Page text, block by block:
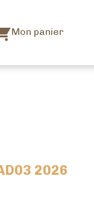
Mon panier
2026